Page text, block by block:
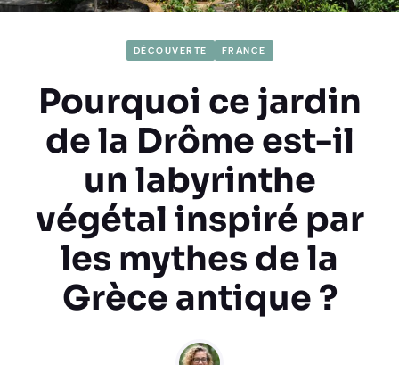
DÉCOUVERTE FRANCE
Pourquoi ce jardin
de la Drôme est-il
un labyrinthe
végétal inspiré par
les mythes de la
Grèce antique ?